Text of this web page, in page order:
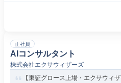
正社員
AIコンサルタント
株式会社エクサウィザーズ
【東証グロース上場・エクサウィ